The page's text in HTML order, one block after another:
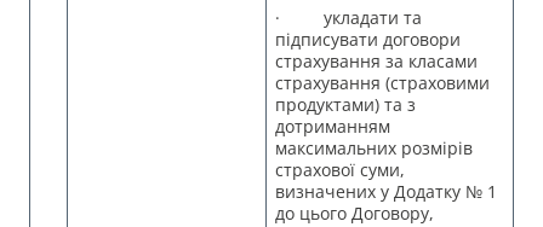
· укладати та
підписувати договори
страхування за класами
страхування (страховими
продуктами) та з
дотриманням
максимальних розмірів
страхової суми,
визначених у Додатку № 1
до цього Договору,